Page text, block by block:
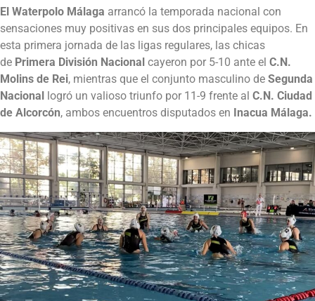
El Waterpolo Málaga arrancó la temporada nacional con
sensaciones muy positivas en sus dos principales equipos. En
esta primera jornada de las ligas regulares, las chicas
de Primera División Nacional cayeron por 5-10 ante el C.N.
Molins de Rei, mientras que el conjunto masculino de Segunda
Nacional
logró un valioso triunfo por 11-9 frente al C.N. Ciudad
de Alcorcón, ambos encuentros disputados en Inacua Málaga.